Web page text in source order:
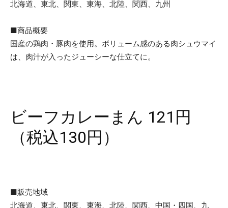
北海道、東北、関東、東海、北陸、関西、九州
■商品概要
国産の鶏肉・豚肉を使用。ボリューム感のある肉シュウマイ
は、肉汁が入ったジューシーな仕立てに。
ビーフカレーまん 121円
（税込130円）
■販売地域
北海道、東北、関東、東海、北陸、関西、中国・四国、九